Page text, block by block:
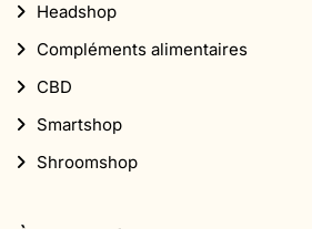
Headshop
Compléments alimentaires
CBD
Smartshop
Shroomshop